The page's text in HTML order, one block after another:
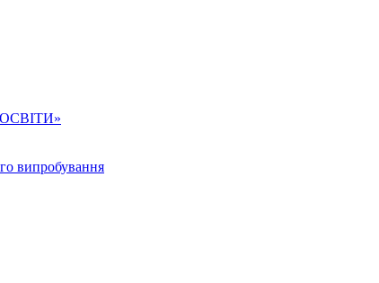
випробування